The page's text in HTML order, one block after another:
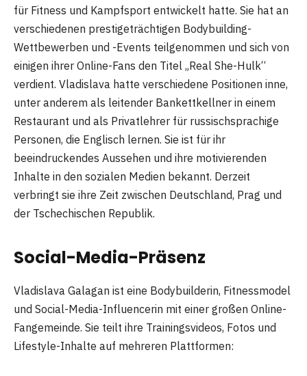
für Fitness und Kampfsport entwickelt hatte. Sie hat an
verschiedenen prestigeträchtigen Bodybuilding-
Wettbewerben und -Events teilgenommen und sich von
einigen ihrer Online-Fans den Titel „Real She-Hulk“
verdient. Vladislava hatte verschiedene Positionen inne,
unter anderem als leitender Bankettkellner in einem
Restaurant und als Privatlehrer für russischsprachige
Personen, die Englisch lernen. Sie ist für ihr
beeindruckendes Aussehen und ihre motivierenden
Inhalte in den sozialen Medien bekannt. Derzeit
verbringt sie ihre Zeit zwischen Deutschland, Prag und
der Tschechischen Republik.
Social-Media-Präsenz
Vladislava Galagan ist eine Bodybuilderin, Fitnessmodel
und Social-Media-Influencerin mit einer großen Online-
Fangemeinde. Sie teilt ihre Trainingsvideos, Fotos und
Lifestyle-Inhalte auf mehreren Plattformen: